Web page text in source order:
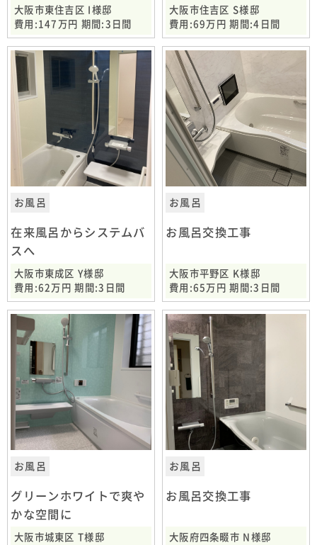
大阪市東住吉区 I様邸
費用:147万円 期間:3日間
大阪市住吉区 S様邸
費用:69万円 期間:4日間
お風呂
在来風呂からシステムバ
スへ
大阪市東成区 Y様邸
費用:62万円 期間:3日間
お風呂
お風呂交換工事
大阪市平野区 K様邸
費用:65万円 期間:3日間
お風呂
グリーンホワイトで爽や
かな空間に
大阪市城東区 T様邸
お風呂
お風呂交換工事
大阪府四条畷市 N様邸